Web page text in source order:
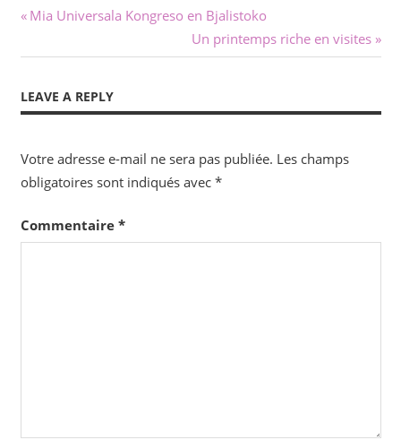
Navigation
de
l’article
Previous
Mia Universala Kongreso en Bjalistoko
Next
Post:
Un printemps riche en visites
LEAVE A REPLY
Votre adresse e-mail ne sera pas publiée. Les champs
obligatoires sont indiqués avec *
Commentaire *